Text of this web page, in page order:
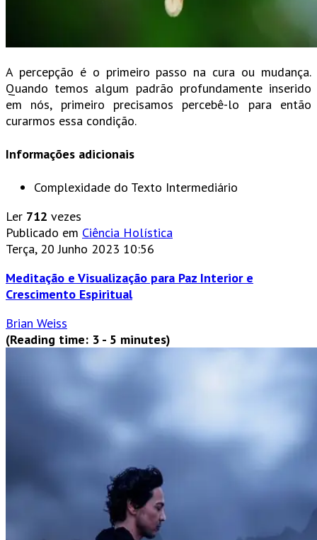
A percepção é o primeiro passo na cura ou mudança.
Quando temos algum padrão profundamente inserido
em nós, primeiro precisamos percebê-lo para então
curarmos essa condição.
Informações adicionais
Complexidade do Texto Intermediário
Ler 712 vezes
Publicado em Ciência Holística
Terça, 20 Junho 2023 10:56
Meditação e Visualização para Paz Interior e
Crescimento Espiritual
Brian Weiss
(Reading time: 3 - 5 minutes)